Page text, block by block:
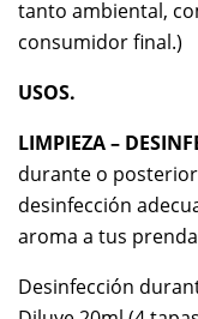
tanto ambiental,
consumidor final.)
USOS.
LIMPIEZA –
durante o
desinfección
aroma a tus
Desinfección